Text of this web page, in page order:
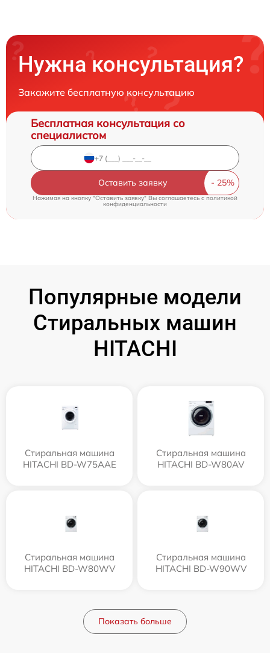
Нужна консультация?
Закажите бесплатную консультацию
Бесплатная консультация со
специалистом
Оставить заявку
Нажимая на кнопку "Оставить заявку" Вы соглашаетесь cполитикой
конфиденциальности
Популярные модели
Стиральных машин
HITACHI
Стиральная машина
HITACHI BD-W75AAE
Стиральная машина
HITACHI BD-W80AV
Стиральная машина
HITACHI BD-W80WV
Стиральная машина
HITACHI BD-W90WV
Показать больше